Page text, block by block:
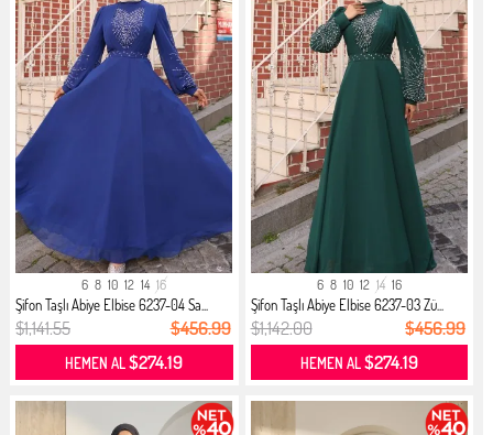
6 8 10 12 14 16
Şifon Taşlı Abiye Elbise 6237-04 Sa...
$1,141.55 $456.99
HEMEN AL$274.19
6 8 10 12 14 16
Şifon Taşlı Abiye Elbise 6237-03 Zü...
$1,142.00 $456.99
HEMEN AL$274.19